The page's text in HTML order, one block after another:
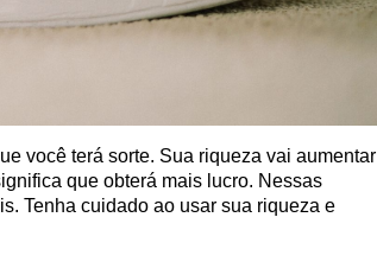
você terá sorte. Sua riqueza vai aumentar
que obterá mais lucro. Nessas
Tenha cuidado ao usar sua riqueza e